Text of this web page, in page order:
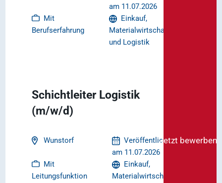
am 11.07.2026
Mit
Berufserfahrung
Einkauf,
Materialwirtschaft
und Logistik
Schichtleiter Logistik
(m/w/d)
Wunstorf
Veröffentlicht
am 11.07.2026
Mit
Leitungsfunktion
Einkauf,
Materialwirtschaft
Jetzt bewerben